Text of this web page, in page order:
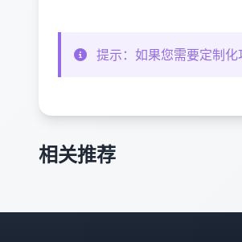
提示：如果您需要定制
相关推荐